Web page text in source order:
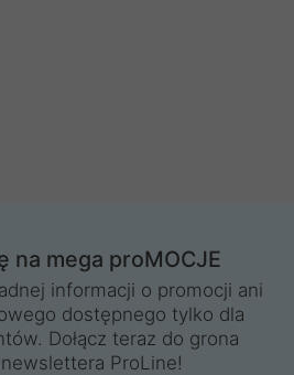
na mega proMOCJE
informacji o promocji ani
dostępnego tylko dla
Dołącz teraz do grona
ProLine!